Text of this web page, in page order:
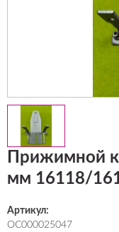
Прижимной
мм 16118/
Артикул:
ОС000025047